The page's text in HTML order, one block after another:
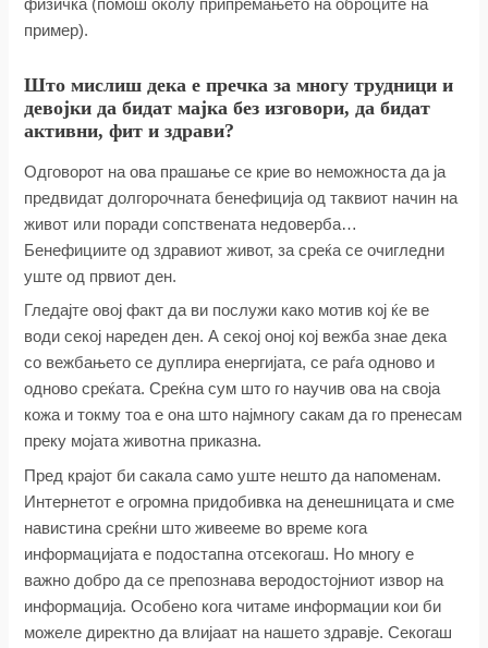
физичка (помош околу припремањето на оброците на
пример).
Што мислиш дека е пречка за многу трудници и
девојки да бидат мајка без изговори, да бидат
активни, фит и здрави?
Одговорот на ова прашање се крие во неможноста да ја
предвидат долгорочната бенефиција од таквиот начин на
живот или поради сопствената недоверба…
Бенефициите од здравиот живот, за среќа се очигледни
уште од првиот ден.
Гледајте овој факт да ви послужи како мотив кој ќе ве
води секој нареден ден. А секој оној кој вежба знае дека
со вежбањето се дуплира енергијата, се раѓа одново и
одново среќата. Среќна сум што го научив ова на своја
кожа и токму тоа е она што најмногу сакам да го пренесам
преку мојата животна приказна.
Пред крајот би сакала само уште нешто да напоменам.
Интернетот е огромна придобивка на денешницата и сме
навистина среќни што живееме во време кога
информацијата е подостапна отсекогаш. Но многу е
важно добро да се препознава веродостојниот извор на
информација. Особено кога читаме информации кои би
можеле директно да влијаат на нашето здравје. Секогаш